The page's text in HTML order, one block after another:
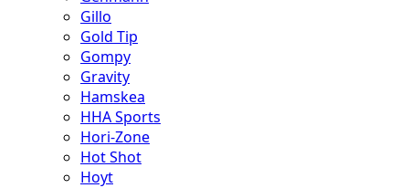
Gillo
Gold Tip
Gompy
Gravity
Hamskea
HHA Sports
Hori-Zone
Hot Shot
Hoyt